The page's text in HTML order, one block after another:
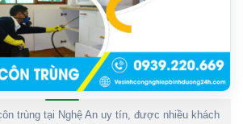
trùng tại Nghệ An uy tín, được nhiều khách